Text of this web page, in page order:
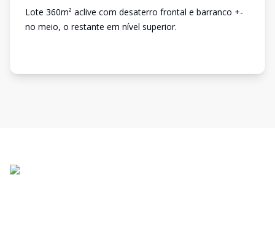
Lote 360m² aclive com desaterro frontal e barranco +-
no meio, o restante em nível superior.